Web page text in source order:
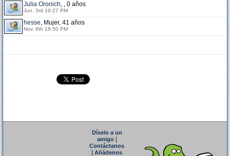
Julia Oronich, , 0 años
Jun. 3rd 19:27 PM
hesse, Mujer, 41 años
Nov. 8th 18:50 PM
Díselo a un
amigo|
Contáctanos
Añádenos